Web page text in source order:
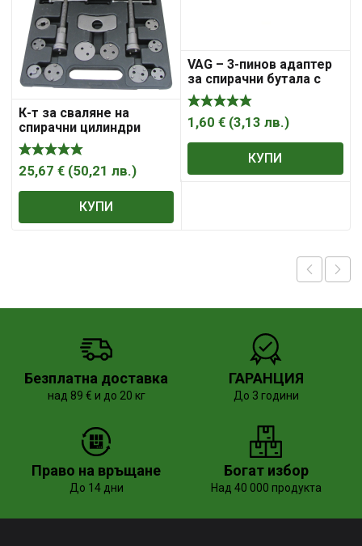
К-т за сваляне на
спирачни цилиндри
18ч.ТМР
25,67 € (50,21 лв.)
КУПИ
VAG – 3-пинов адаптер
за спирачни бутала с
електронна ръчна
спирачка, MG50161
1,60€ (3,13лв.)
КУПИ
Безплатна доставка
над 89 € и до 20 кг
ГАРАНЦИЯ
До 3 години
Право на връщане
До 14 дни
Богат избор
Над 40 000 продукта